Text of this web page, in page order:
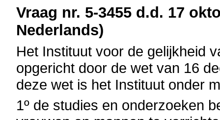
Vraag nr. 5-3455 d.d. 17
Nederlands)
Het Instituut voor de gelijkheid
opgericht door de wet van 16
deze wet is het Instituut onder
1º de studies en onderzoeken